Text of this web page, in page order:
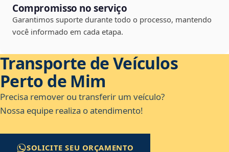
Compromisso no serviço
Garantimos suporte durante todo o processo, mantendo
você informado em cada etapa.
Transporte de Veículos
Perto de Mim
Precisa remover ou transferir um veículo?
Nossa equipe realiza o atendimento!
SOLICITE SEU ORÇAMENTO